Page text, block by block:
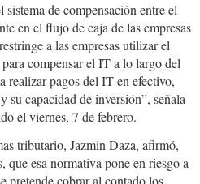
de compensación entre el
en el flujo de caja de las empresas
a las empresas utilizar el
compensar el IT a lo largo del
realizar pagos del IT en efectivo,
su capacidad de inversión”, señala
el viernes, 7 de febrero.
tributario, Jazmin Daza, afirmó,
que esa normativa pone en riesgo a